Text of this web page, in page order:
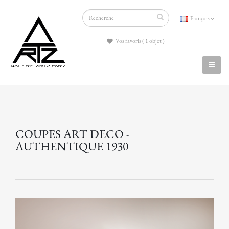
Français
Vos favoris ( 1 objet )
COUPES ART DECO -
AUTHENTIQUE 1930